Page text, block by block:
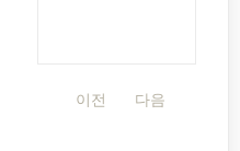
이전 다음